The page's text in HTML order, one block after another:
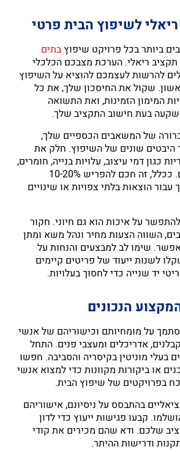
לשיפוץ הבית פרטי
ביותר בכל פרויקט שיפוץבתים
ריאלי. הערכת מצבכם הכלכלי
להרשות לעצמכם להוציא על השיפוץ
שקול את החיסכון שלך, את כל
המימון הזמינות, ואת התשואה
בעת חישוב התקציב שלך.
של המשאבים הכספיים שלך,
היבטים שונים של השיפוץ. חלק את
כגון דמי עיצוב, עלויות בנייה, חומרים,
גימורים ומקרי חירום. ככלל, זה חכם להפריש 10-20%
הוצאות בלתי צפויות או שינויים
על איכות הוא גם חיוני. חקור
השווה הצעות מחיר ונהל משא ומתן
שימו לב למבצעים והנחות על
לשנות ייעוד של פריטים קיימים
יד שנייה כדי לחסוך בעלויות.
הנכונים
על מומחיותם וכישוריהם של אנשי
אדריכלים ומעצבי פנים. התחל
בעלי מוניטין בקיסריה והסביבה. חפשו
או ביקורות מקוונות כדי למצוא אנשי
בפרויקטים של שיפוץ הבית.
בהתבסס על ניסיונם, אישוריהם
קבעו פגישות ייעוץ כדי לדון
שלכם. ודא שהם מכירים את קודי
ודרישות ההיתר.